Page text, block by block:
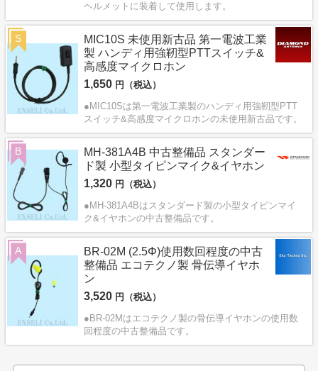
ヘルメットに装着して使用します。
MIC10S 未使用新古品 第一電波工業
製 ハンディ用強靭型PTTスイッチ&
高感度マイクロホン
1,650 円（税込）
●MIC10Sは第一電波工業製のハンディ用強靭型PTT
スイッチ&高感度マイクロホンの未使用新古品です。
S
MH-381A4B 中古整備品 スタンダー
ド製 小型タイピンマイク&イヤホン
1,320 円（税込）
●MH-381A4Bはスタンダード製の小型タイピンマイ
ク&イヤホンの中古整備品です。
B
BR-02M (2.5Φ)使用数回程度の中古
整備品 エコテクノ製 骨伝導イヤホ
ン
3,520 円（税込）
●BR-02Mはエコテクノ製の骨伝導イヤホンの使用数
回程度の中古整備品です。
A